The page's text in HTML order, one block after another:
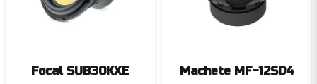
Focal SUB30KXE Machete MF-12SD4